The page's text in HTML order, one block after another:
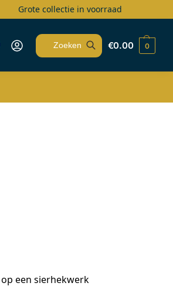
Grote collectie in voorraad
€0.00 0
een sierhekwerk